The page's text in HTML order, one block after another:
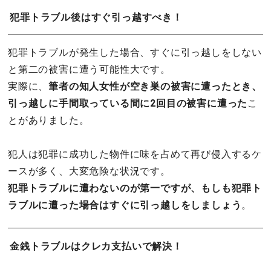
犯罪トラブル後はすぐ引っ越すべき！
犯罪トラブルが発生した場合、すぐに引っ越しをしない
と第二の被害に遭う可能性大です。
実際に、筆者の知人女性が空き巣の被害に遭ったとき、
引っ越しに手間取っている間に2回目の被害に遭った こ
とがありました。
犯人は犯罪に成功した物件に味を占めて再び侵入するケ
ースが多く、大変危険な状況です。
犯罪トラブルに遭わないのが第一ですが、もしも犯罪ト
ラブルに遭った場合はすぐに引っ越しをしましょう 。
金銭トラブルはクレカ支払いで解決！